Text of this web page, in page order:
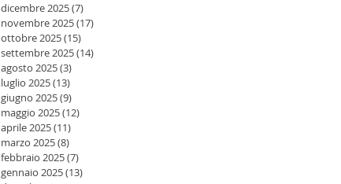
dicembre 2025(7)
novembre 2025(17)
ottobre 2025(15)
settembre 2025(14)
agosto 2025(3)
luglio 2025(13)
giugno 2025(9)
maggio 2025(12)
aprile 2025(11)
marzo 2025(8)
febbraio 2025(7)
gennaio 2025(13)